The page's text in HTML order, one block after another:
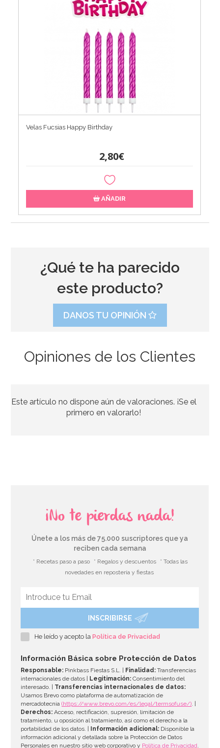
Velas Fucsias Happy Birthday
2,80€
AÑADIR
¿Qué te ha parecido
este producto?
DANOS TU OPINIÓN
Opiniones de los Clientes
Este artículo no dispone aún de valoraciones. ¡Se el
primero en valorarlo!
¡No te pierdas nada!
Únete a los más de 75.000 suscriptores que ya
reciben cada semana
* Recetas paso a paso * Regalos y descuentos
* Todas las
novedades en repostería y fiestas
INSCRIBIRSE
He leído y acepto laPolítica de Privacidad
Información Básica sobre Protección de Datos
Responsable: Pinkbass Fiestas S.L. | Finalidad: Transferencias
internacionales de datos |
Legitimación: Consentimiento del
interesado. | Transferencias internacionales de datos:
Usamos Brevo como plataforma de automatización de
mercadotecnia(https://www.brevo.com/es/legal/termsofuse/). |
Derechos: Acceso, rectificación, supresión, limitación de
tratamiento, u oposición al tratamiento, así como el derecho a la
portabilidad de los datos. |
Información adicional: Disponible la
información adicional y detallada sobre la Protección de Datos
Personales en nuestro sitio web corporativo y Política de Privacidad.